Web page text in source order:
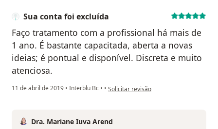
Sua conta foi excluída
Faço tratamento com a profissional há mais de
1 ano. É bastante capacitada, aberta a novas
ideias; é pontual e disponível. Discreta e muito
atenciosa.
11 de abril de 2019 • Interblu Bc • • na opinião do utilizador Sua conta foi
Solicitar revisão
Dra. Mariane Iuva Arend